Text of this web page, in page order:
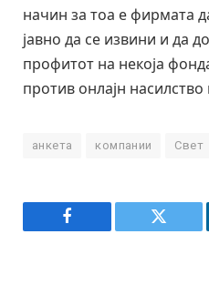
начин за тоа е фирмата
јавно да се извини и да
профитот на некоја
против онлајн
анкета компании Свет
Facebook Twitter